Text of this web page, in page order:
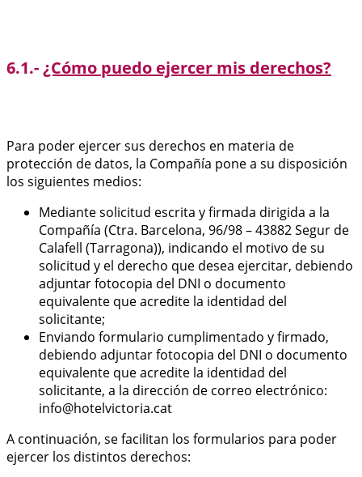
6.1.-¿Cómo puedo ejercer mis derechos?
Para poder ejercer sus derechos en materia de
protección de datos, la Compañía pone a su disposición
los siguientes medios:
Mediante solicitud escrita y firmada dirigida a la
Compañía (Ctra. Barcelona, 96/98 – 43882 Segur de
Calafell (Tarragona)), indicando el motivo de su
solicitud y el derecho que desea ejercitar, debiendo
adjuntar fotocopia del DNI o documento
equivalente que acredite la identidad del
solicitante;
Enviando formulario cumplimentado y firmado,
debiendo adjuntar fotocopia del DNI o documento
equivalente que acredite la identidad del
solicitante, a la dirección de correo electrónico:
info@hotelvictoria.cat
A continuación, se facilitan los formularios para poder
ejercer los distintos derechos: